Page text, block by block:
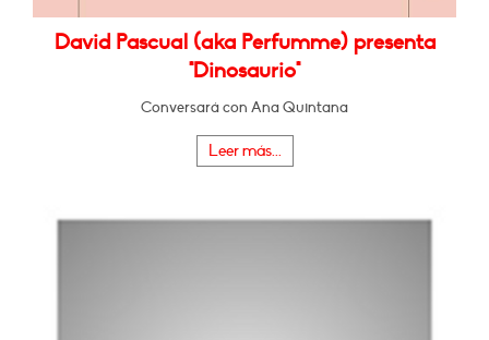
David Pascual (aka Perfumme) presenta
"Dinosaurio"
Conversará con Ana Quintana
Leer más...